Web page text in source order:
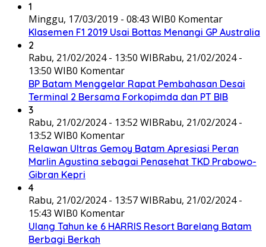
1
Minggu, 17/03/2019 - 08:43 WIB0 Komentar
Klasemen F1 2019 Usai Bottas Menangi GP Australia
2
Rabu, 21/02/2024 - 13:50 WIBRabu, 21/02/2024 -
13:50 WIB0 Komentar
BP Batam Menggelar Rapat Pembahasan Desai
Terminal 2 Bersama Forkopimda dan PT BIB
3
Rabu, 21/02/2024 - 13:52 WIBRabu, 21/02/2024 -
13:52 WIB0 Komentar
Relawan Ultras Gemoy Batam Apresiasi Peran
Marlin Agustina sebagai Penasehat TKD Prabowo-
Gibran Kepri
4
Rabu, 21/02/2024 - 13:57 WIBRabu, 21/02/2024 -
15:43 WIB0 Komentar
Ulang Tahun ke 6 HARRIS Resort Barelang Batam
Berbagi Berkah